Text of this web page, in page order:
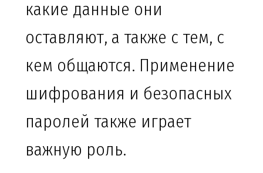
какие данные они
оставляют, а также с тем, с
кем общаются. Применение
шифрования и безопасных
паролей также играет
важную роль.